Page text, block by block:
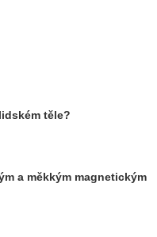
těle?
a měkkým magnetickým